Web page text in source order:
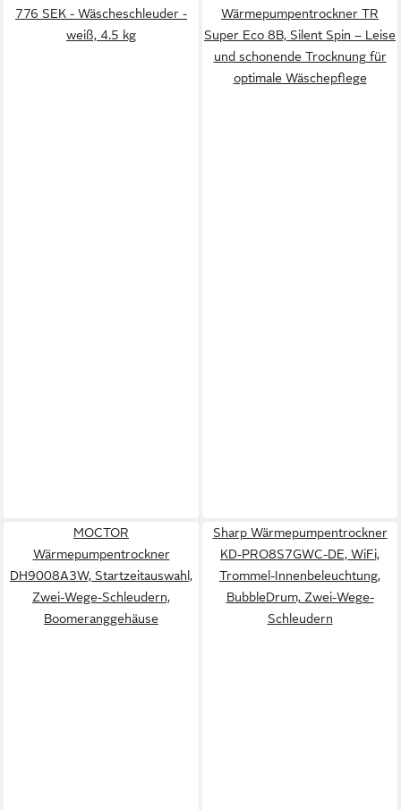
776 SEK - Wäscheschleuder -
weiß, 4.5 kg
Wärmepumpentrockner TR
Super Eco 8B, Silent Spin – Leise
und schonende Trocknung für
optimale Wäschepflege
MOCTOR
Wärmepumpentrockner
DH9008A3W, Startzeitauswahl,
Zwei-Wege-Schleudern,
Boomeranggehäuse
Sharp Wärmepumpentrockner
KD-PRO8S7GWC-DE, WiFi,
Trommel-Innenbeleuchtung,
BubbleDrum, Zwei-Wege-
Schleudern